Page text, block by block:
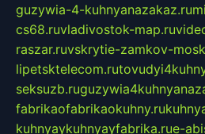
guzywia-4-kuhnyanazakaz.ru
cs68.ruvladivostok-map.ru
raszar.ruvskrytie-zamkov-
lipetsktelecom.ru
seksuzb.ru
fabrikaofabrikaokuhny.ru
kuhnyaykuhnyayfabrika.rue-